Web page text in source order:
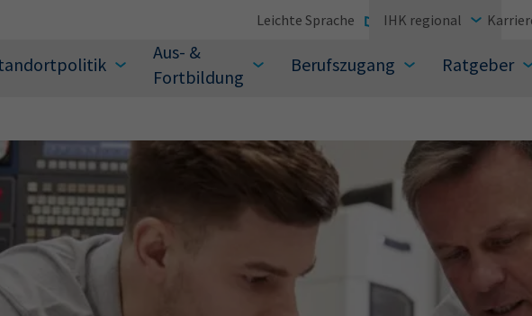
Aus- &
Fortbildung
Berufszugang Ratgeber
Leichte Sprache IHK regional
Wonach suchen Sie?